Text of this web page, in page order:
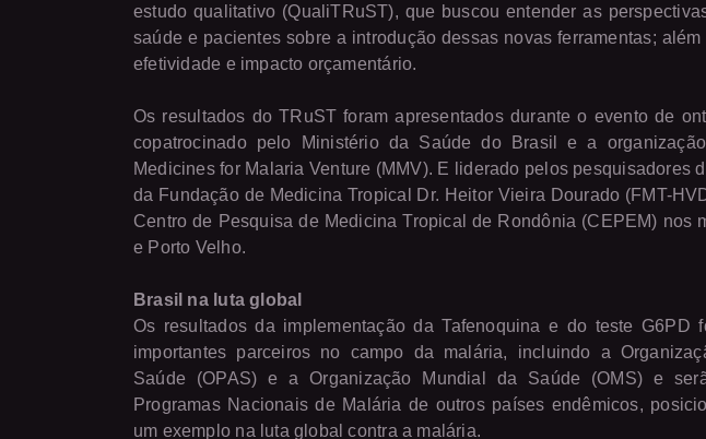
estudo qualitativo (QualiTRuST), que buscou entender as
saúde e pacientes sobre a introdução dessas novas ferramentas;
efetividade e impacto orçamentário.
Os resultados do TRuST foram apresentados durante o evento de
copatrocinado pelo Ministério da Saúde do Brasil e a
Medicines for Malaria Venture (MMV). E liderado pelos pesquisadores
da Fundação de Medicina Tropical Dr. Heitor Vieira Dourado (FMT-
Centro de Pesquisa de Medicina Tropical de Rondônia (CEPEM) nos
e Porto Velho.
Brasil na luta global
Os resultados da implementação da Tafenoquina e do teste G6PD
importantes parceiros no campo da malária, incluindo a
Saúde (OPAS) e a Organização Mundial da Saúde (OMS) e
Programas Nacionais de Malária de outros países endêmicos,
um exemplo na luta global contra a malária.